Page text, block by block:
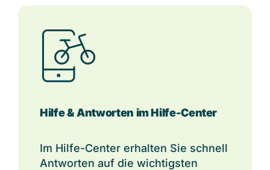
Hilfe & Antworten im Hilfe-Center
Im Hilfe-Center erhalten Sie schnell
Antworten auf die wichtigsten